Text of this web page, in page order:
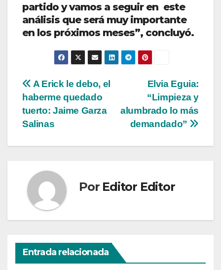
partido y vamos a seguir en este
análisis que será muy importante
en los próximos meses”, concluyó.
Navegación
de
entradas
Elvia Eguia:
“Limpieza y
alumbrado lo más
demandado”
A Erick le debo, el
haberme quedado
tuerto: Jaime Garza
Salinas
Por Editor Editor
Entrada relacionada